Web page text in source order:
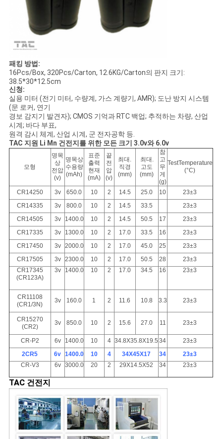
패킹 방법:
16Pcs/Box, 320Pcs/Carton, 12.6KG/Carton의 판지 크기:
38.5*30*12.5cm
신청:
실용 미터 (전기 미터, 수량계, 가스 계량기, AMR); 도난 방지 시스템
(문 로커, 연기
경보 감지기 발견자); CMOS 기억과 RTC 백업; 추적하는 차량, 산업
시계; 바다 부표,
원격 감시 체계, 산업 시계, 군 전자공학 등.
TAC 지원 Li Mn 건전지를 위한 모든 크기 3.0v와 6.0v
모형
명목
상
전압
(v)
명목상
수용량
(mAh)
표준
출력
현재
(mA)
끝
전
압
(v)
최대.
직경
(mm)
최대.
고도
(mm)
참
고
무
게
(g)
TestTemperature
(°C)
CR14250 3v 650.0 10 2 14.5 25.0 10
23±3
CR14335
3v 800.0 10 2 14.5 33.5
23±3
CR14505
3v 1400.0 10 2 14.5 50.5 17
23±3
CR17335
3v 1300.0 10 2 17.0 33.5 16
23±3
CR17450
3v 2000.0 10 2 17.0 45.0 25
23±3
CR17505
3v 2300.0 10 2 17.0 50.5 28
23±3
CR17345
(CR123A)
3v 1400.0 10 2 17.0 34.5 16 23±3
CR11108
(CR1/3N)
3v 160.0 1 2 11.6 10.8 3.3 23±3
CR15270
(CR2)
3v 850.0 10 2 15.6 27.0 11 23±3
CR-P2 6v 1400.0 10 4 34.8X35.8X19.5 34
23±3
2CR5
6v 1400.0 10 4 34X45X17 34
23±3
CR-V3
6v 3000.0 20 2 29X14.5X52 34 23±3
TAC 건전지